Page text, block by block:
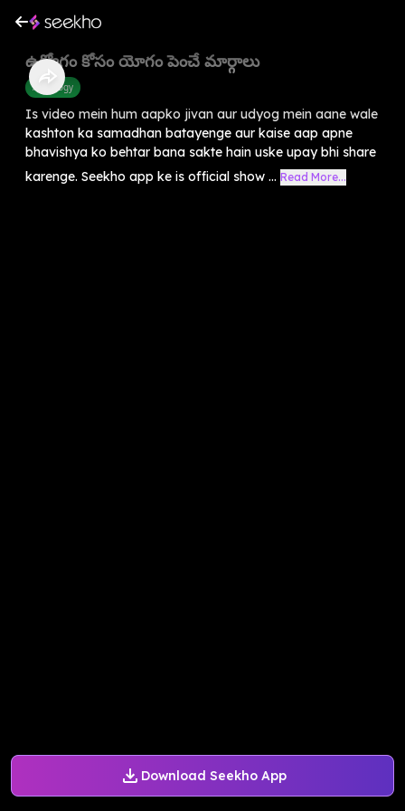
Download Seekho App
ఉద్యోగం కోసం యోగం పెంచే మార్గాలు
Astrology
Is video mein hum aapko jivan aur udyog mein aane wale
kashton ka samadhan batayenge aur kaise aap apne
bhavishya ko behtar bana sakte hain uske upay bhi share
karenge. Seekho app ke is official show ... Read More...